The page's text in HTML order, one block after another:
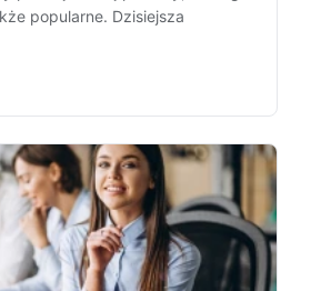
popularne. Dzisiejsza